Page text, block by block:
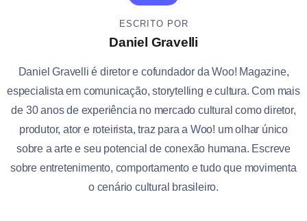
ESCRITO POR
Daniel Gravelli
Daniel Gravelli é diretor e cofundador da Woo! Magazine,
especialista em comunicação, storytelling e cultura. Com mais
de 30 anos de experiência no mercado cultural como diretor,
produtor, ator e roteirista, traz para a Woo! um olhar único
sobre a arte e seu potencial de conexão humana. Escreve
sobre entretenimento, comportamento e tudo que movimenta
o cenário cultural brasileiro.